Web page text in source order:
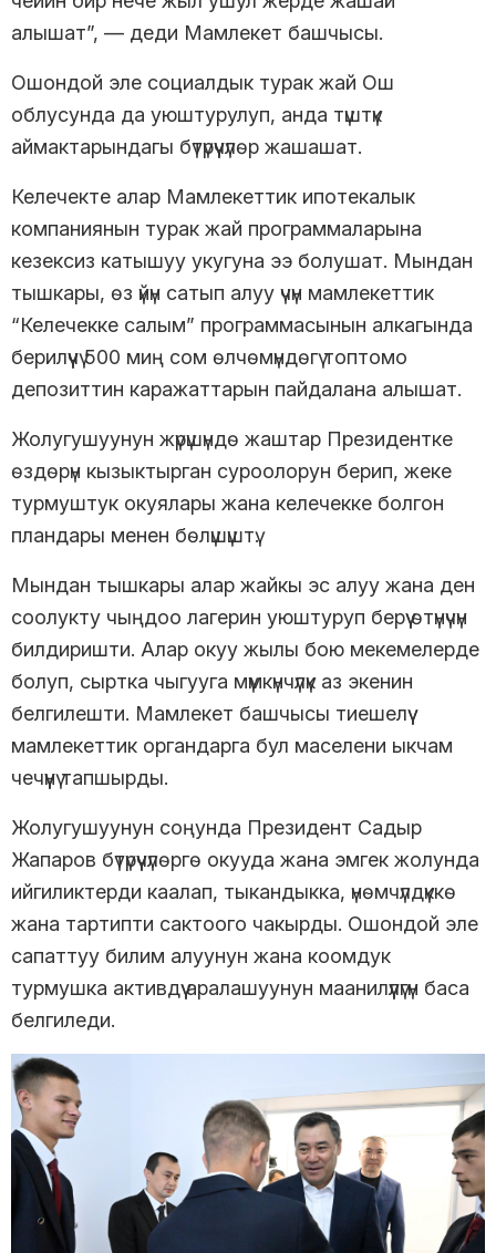
алышат”, — деди Мамлекет башчысы.
Ошондой эле социалдык турак жай Ош
облусунда да уюштурулуп, анда түштүк
аймактарындагы бүтүрүүчүлөр жашашат.
Келечекте алар Мамлекеттик ипотекалык
компаниянын турак жай программаларына
кезексиз катышуу укугуна ээ болушат. Мындан
тышкары, өз үйүн сатып алуу үчүн мамлекеттик
“Келечекке салым” программасынын алкагында
берилүүчү 500 миң сом өлчөмүндөгү топтомо
депозиттин каражаттарын пайдалана алышат.
Жолугушуунун жүрүшүндө жаштар Президентке
өздөрүн кызыктырган суроолорун берип, жеке
турмуштук окуялары жана келечекке болгон
пландары менен бөлүшүштү.
Мындан тышкары алар жайкы эс алуу жана ден
соолукту чыңдоо лагерин уюштуруп берүү өтүнүчүн
билдиришти. Алар окуу жылы бою мекемелерде
болуп, сыртка чыгууга мүмкүнчүлүк аз экенин
белгилешти. Мамлекет башчысы тиешелүү
мамлекеттик органдарга бул маселени ыкчам
чечүүнү тапшырды.
Жолугушуунун соңунда Президент Садыр
Жапаров бүтүрүүчүлөргө окууда жана эмгек жолунда
ийгиликтерди каалап, тыкандыкка, үнөмчүлдүккө
жана тартипти сактоого чакырды. Ошондой эле
сапаттуу билим алуунун жана коомдук
турмушка активдүү аралашуунун маанилүүлүгүн баса
белгиледи.